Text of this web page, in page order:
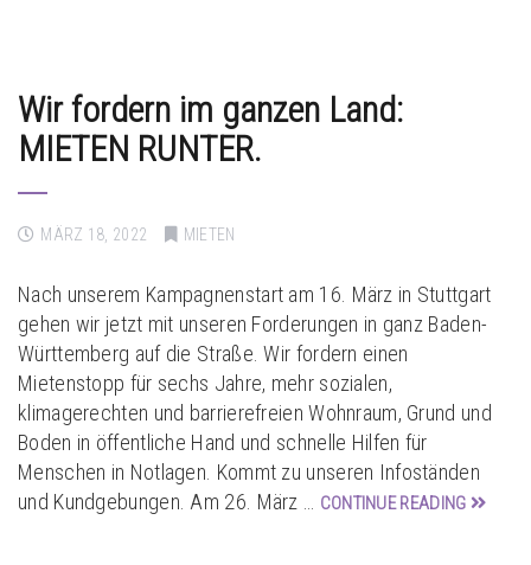
Wir fordern im ganzen Land:
MIETEN RUNTER.
MÄRZ 18, 2022 MIETEN
Nach unserem Kampagnenstart am 16. März in Stuttgart
gehen wir jetzt mit unseren Forderungen in ganz Baden-
Württemberg auf die Straße. Wir fordern einen
Mietenstopp für sechs Jahre, mehr sozialen,
klimagerechten und barrierefreien Wohnraum, Grund und
Boden in öffentliche Hand und schnelle Hilfen für
Menschen in Notlagen. Kommt zu unseren Infoständen
und Kundgebungen. Am 26. März …
CONTINUE READING